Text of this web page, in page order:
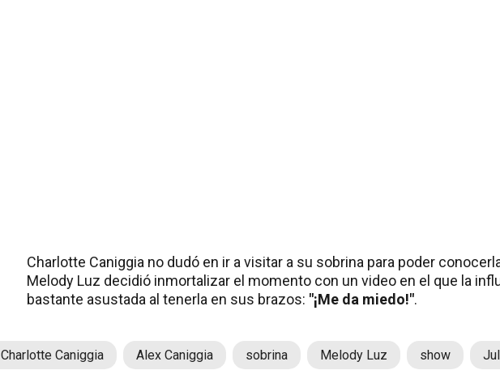
Charlotte Caniggia no dudó en ir a visitar a su sobrina para poder
Melody Luz decidió inmortalizar el momento con un video en el que la
bastante asustada al tenerla en sus brazos: "¡Me da miedo!".
Charlotte Caniggia Alex Caniggia sobrina Melody Luz show